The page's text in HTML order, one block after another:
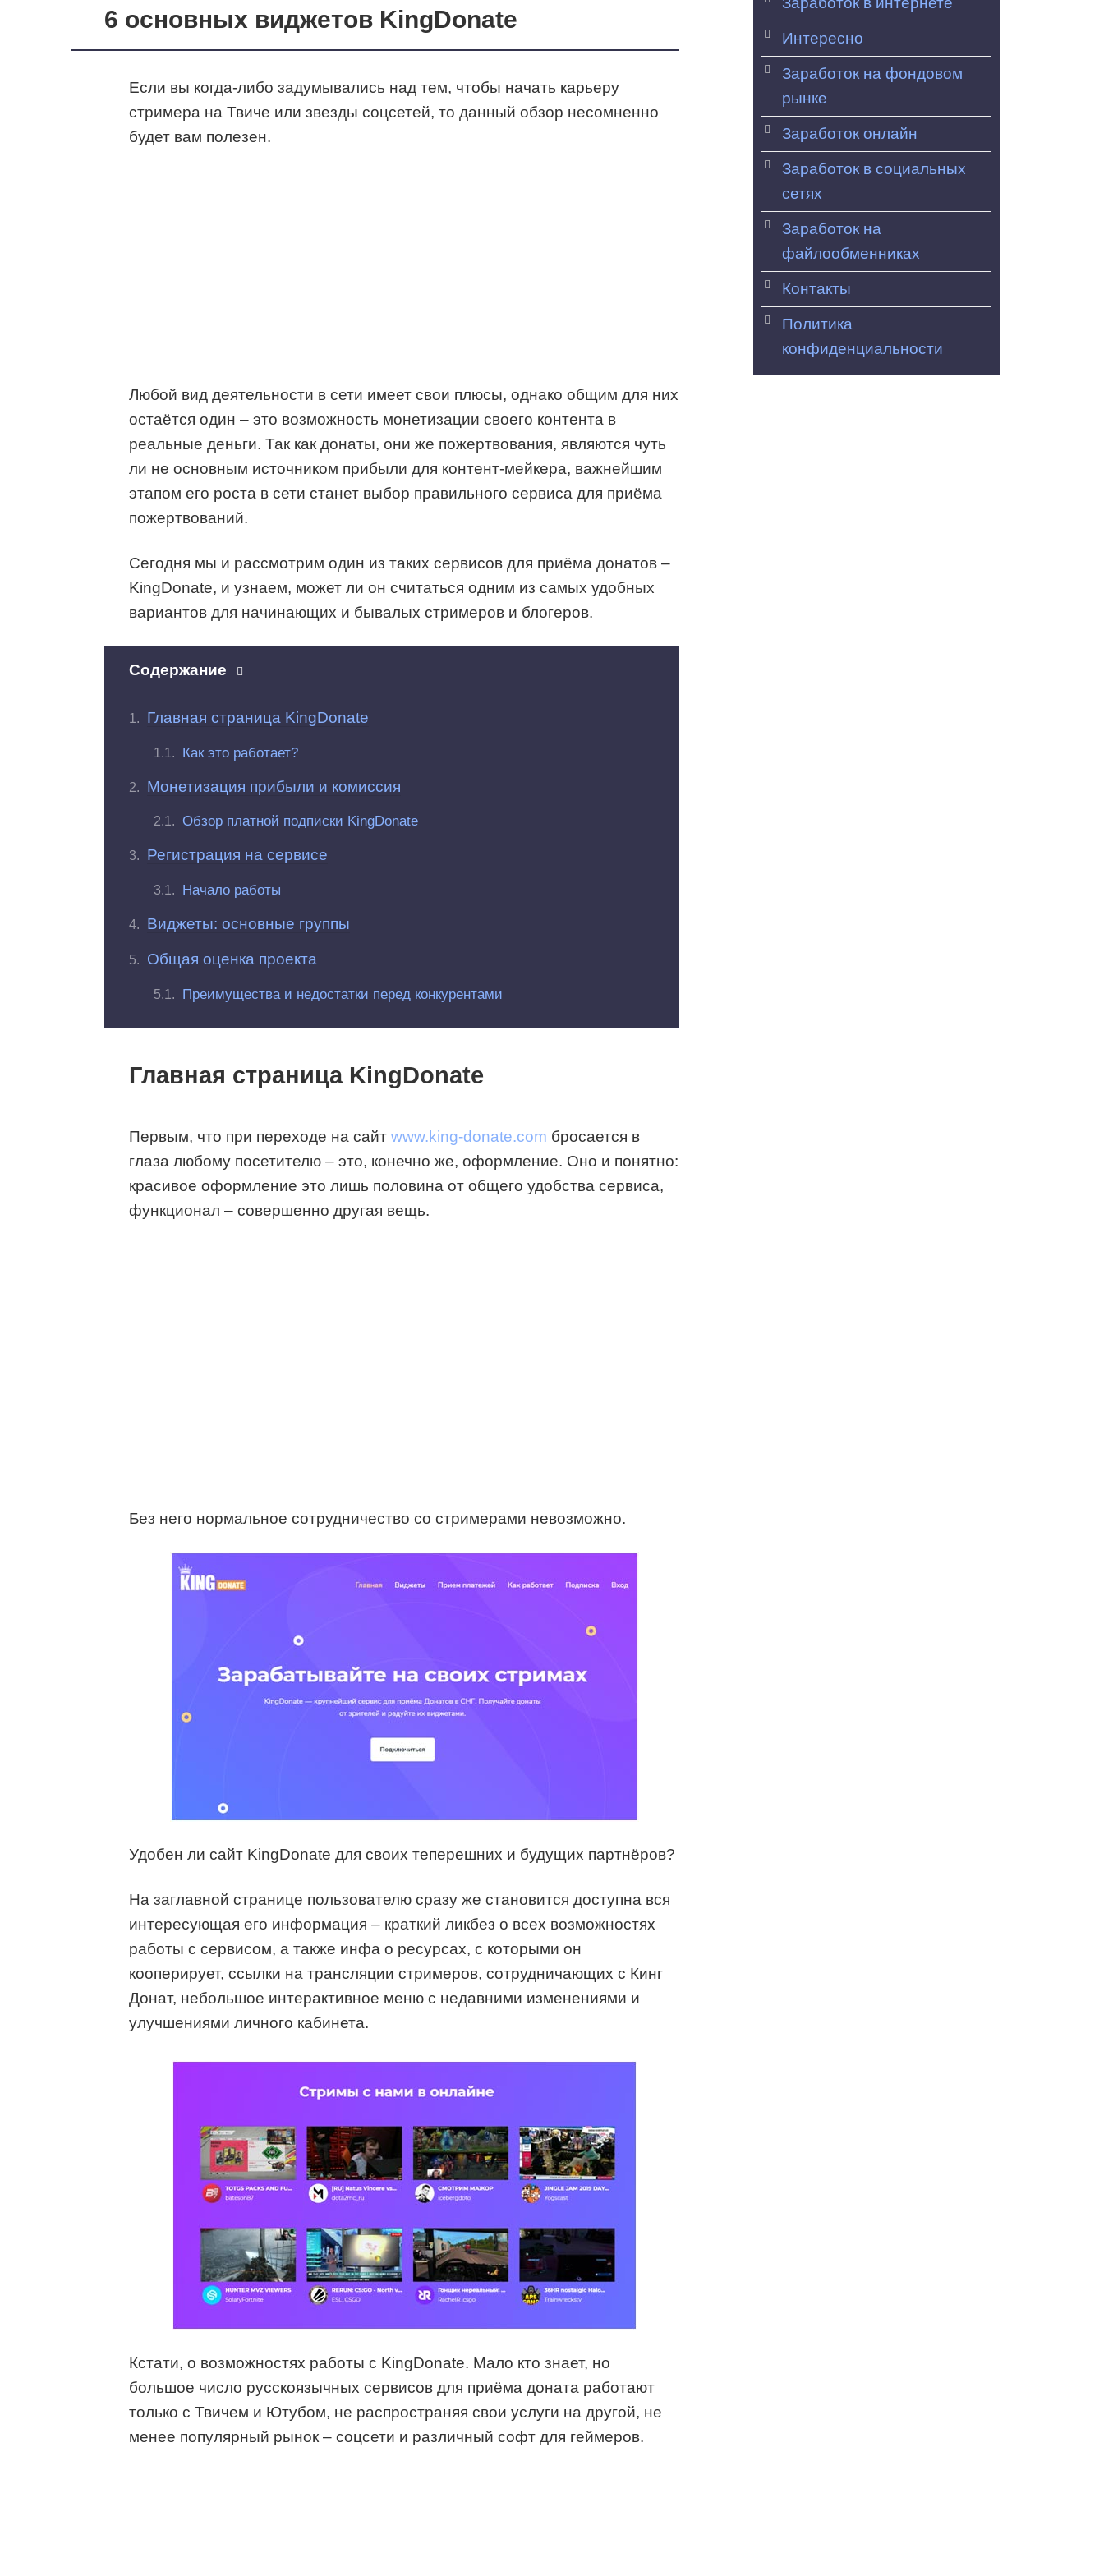
6 основных виджетов KingDonate
Если вы когда-либо задумывались над тем, чтобы начать карьеру
стримера на Твиче или звезды соцсетей, то данный обзор несомненно
будет вам полезен.
Любой вид деятельности в сети имеет свои плюсы, однако общим для них
остаётся один – это возможность монетизации своего контента в
реальные деньги. Так как донаты, они же пожертвования, являются чуть
ли не основным источником прибыли для контент-мейкера, важнейшим
этапом его роста в сети станет выбор правильного сервиса для приёма
пожертвований.
Сегодня мы и рассмотрим один из таких сервисов для приёма донатов –
KingDonate, и узнаем, может ли он считаться одним из самых удобных
вариантов для начинающих и бывалых стримеров и блогеров.
Содержание
Главная страница KingDonate
Как это работает?
Монетизация прибыли и комиссия
Обзор платной подписки KingDonate
Регистрация на сервисе
Начало работы
Виджеты: основные группы
Общая оценка проекта
Преимущества и недостатки перед конкурентами
Главная страница KingDonate
Первым, что при переходе на сайт www.king-donate.com бросается в
глаза любому посетителю – это, конечно же, оформление. Оно и понятно:
красивое оформление это лишь половина от общего удобства сервиса,
функционал – совершенно другая вещь.
Без него нормальное сотрудничество со стримерами невозможно.
Удобен ли сайт KingDonate для своих теперешних и будущих партнёров?
На заглавной странице пользователю сразу же становится доступна вся
интересующая его информация – краткий ликбез о всех возможностях
работы с сервисом, а также инфа о ресурсах, с которыми он
кооперирует, ссылки на трансляции стримеров, сотрудничающих с Кинг
Донат, небольшое интерактивное меню с недавними изменениями и
улучшениями личного кабинета.
Кстати, о возможностях работы с KingDonate. Мало кто знает, но
большое число русскоязычных сервисов для приёма доната работают
только с Твичем и Ютубом, не распространяя свои услуги на другой, не
менее популярный рынок – соцсети и различный софт для геймеров.
Интересно
Заработок на фондовом
рынке
Заработок онлайн
Заработок в социальных
сетях
Заработок на
файлообменниках
Контакты
Политика
конфиденциальности